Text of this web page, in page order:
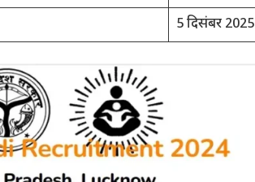
5 दिसंबर 2025